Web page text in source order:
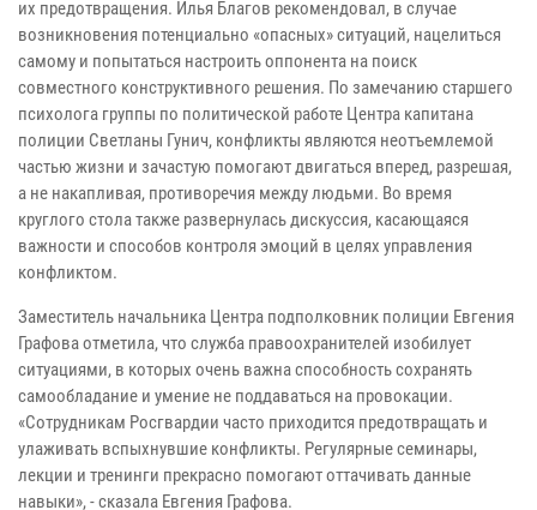
их предотвращения. Илья Благов рекомендовал, в случае
возникновения потенциально «опасных» ситуаций, нацелиться
самому и попытаться настроить оппонента на поиск
совместного конструктивного решения. По замечанию старшего
психолога группы по политической работе Центра капитана
полиции Светланы Гунич, конфликты являются неотъемлемой
частью жизни и зачастую помогают двигаться вперед, разрешая,
а не накапливая, противоречия между людьми. Во время
круглого стола также развернулась дискуссия, касающаяся
важности и способов контроля эмоций в целях управления
конфликтом.
Заместитель начальника Центра подполковник полиции Евгения
Графова отметила, что служба правоохранителей изобилует
ситуациями, в которых очень важна способность сохранять
самообладание и умение не поддаваться на провокации.
«Сотрудникам Росгвардии часто приходится предотвращать и
улаживать вспыхнувшие конфликты. Регулярные семинары,
лекции и тренинги прекрасно помогают оттачивать данные
навыки», - сказала Евгения Графова.